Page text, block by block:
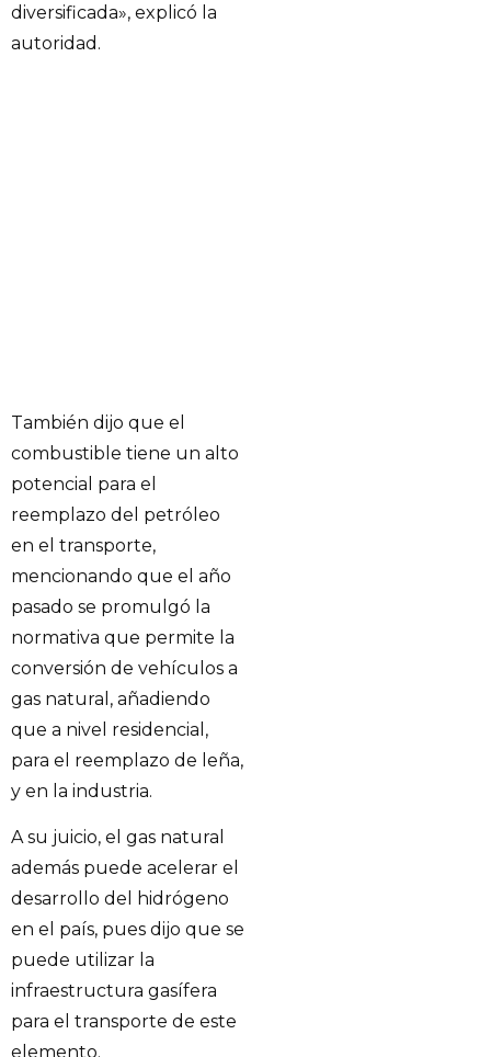
diversificada», explicó la
autoridad.
También dijo que el
combustible tiene un alto
potencial para el
reemplazo del petróleo
en el transporte,
mencionando que el año
pasado se promulgó la
normativa que permite la
conversión de vehículos a
gas natural, añadiendo
que a nivel residencial,
para el reemplazo de leña,
y en la industria.
A su juicio, el gas natural
además puede acelerar el
desarrollo del hidrógeno
en el país, pues dijo que se
puede utilizar la
infraestructura gasífera
para el transporte de este
elemento.